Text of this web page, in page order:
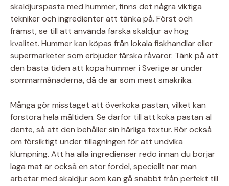
skaldjurspasta med hummer, finns det några viktiga
tekniker och ingredienter att tänka på. Först och
främst, se till att använda färska skaldjur av hög
kvalitet. Hummer kan köpas från lokala fiskhandlar eller
supermarketer som erbjuder färska råvaror. Tänk på att
den bästa tiden att köpa hummer i Sverige är under
sommarmånaderna, då de är som mest smakrika.
Många gör misstaget att överkoka pastan, vilket kan
förstöra hela måltiden. Se därför till att koka pastan al
dente, så att den behåller sin härliga textur. Rör också
om försiktigt under tillagningen för att undvika
klumpning. Att ha alla ingredienser redo innan du börjar
laga mat är också en stor fördel, speciellt när man
arbetar med skaldjur som kan gå snabbt från perfekt till